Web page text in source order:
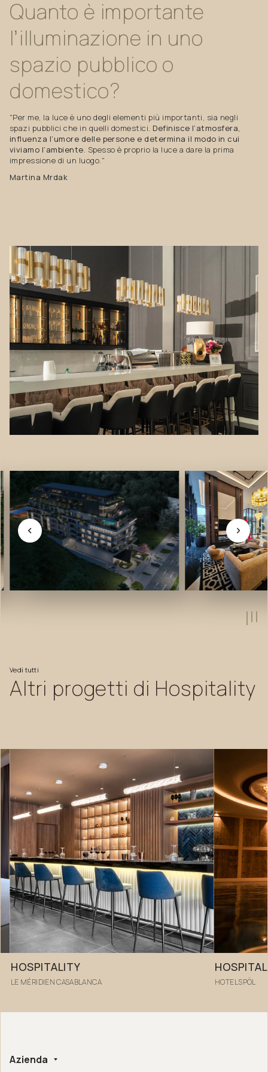
Quanto è importante
l’illuminazione in uno
spazio pubblico o
domestico?
"Per me, la luce è uno degli elementi più importanti, sia negli
spazi pubblici che in quelli domestici. Definisce l’atmosfera,
influenza l’umore delle persone e determina il modo in cui
viviamo l’ambiente. Spesso è proprio la luce a dare la prima
impressione di un luogo."
Martina Mrdak
Vedi tutti
Altri progetti di Hospitality
HOSPITALITY
LE MÉRIDIEN CASABLANCA HOTEL SPÖL
Azienda